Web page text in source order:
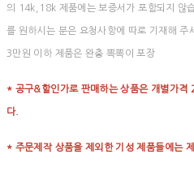
의 14k,18k 제품에는 보증서가 포함되지 않
를 원하시는 분은 요청사항에 따로 기재해
3만원 이하 제품은 완충 뽁뽁이 포장
* 공구&할인가로 판매하는 상품은 개별가격
다.
* 주문제작 상품을 제외한 기성 제품들에는